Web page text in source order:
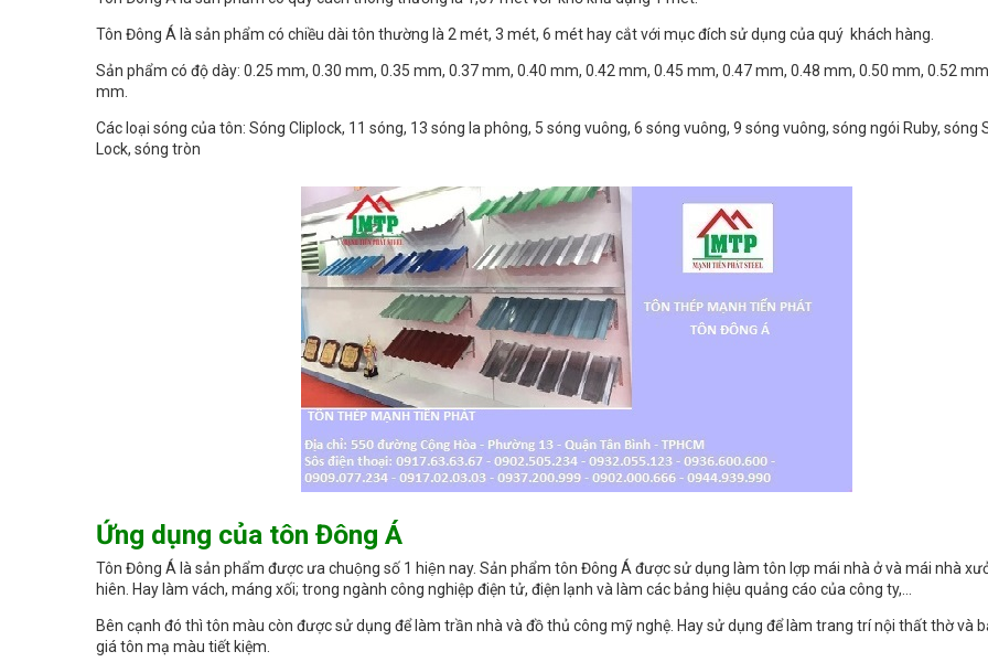
Tôn Đông Á là sản phẩm có chiều dài tôn thường là 2 mét, 3 mét, 6 mét hay cắt với mục đích sử dụng của quý khách hàng.
Sản phẩm có độ dày: 0.25 mm, 0.30 mm, 0.35 mm, 0.37 mm, 0.40 mm, 0.42 mm, 0.45 mm, 0.47 mm, 0.48 mm, 0.50 mm, 0.52
mm.
Các loại sóng của tôn: Sóng Cliplock, 11 sóng, 13 sóng la phông, 5 sóng vuông, 6 sóng vuông, 9 sóng vuông, sóng ngói Ruby, sóng
Lock, sóng tròn
Ứng dụng của tôn Đông Á
Tôn Đông Á là sản phẩm được ưa chuộng số 1 hiện nay. Sản phẩm tôn Đông Á được sử dụng làm tôn lợp mái nhà ở và mái nhà
hiên. Hay làm vách, máng xối; trong ngành công nghiệp điện tử, điện lạnh và làm các bảng hiệu quảng cáo của công ty,…
Bên cạnh đó thì tôn màu còn được sử dụng để làm trần nhà và đồ thủ công mỹ nghệ. Hay sử dụng để làm trang trí nội thất thờ và
giá tôn mạ màu tiết kiệm.